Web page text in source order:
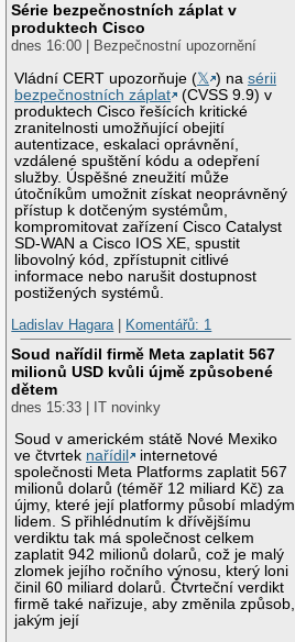
Série bezpečnostních záplat v
produktech Cisco
dnes 16:00 | Bezpečnostní upozornění
Vládní CERT upozorňuje (𝕏 ) nasérii
bezpečnostních záplat
(CVSS 9.9) v
produktech Cisco řešících kritické
zranitelnosti umožňující obejití
autentizace, eskalaci oprávnění,
vzdálené spuštění kódu a odepření
služby. Úspěšné zneužití může
útočníkům umožnit získat neoprávněný
přístup k dotčeným systémům,
kompromitovat zařízení Cisco Catalyst
SD-WAN a Cisco IOS XE, spustit
libovolný kód, zpřístupnit citlivé
informace nebo narušit dostupnost
postižených systémů.
Ladislav Hagara| Komentářů: 1
Soud nařídil firmě Meta zaplatit 567
milionů USD kvůli újmě způsobené
dětem
dnes 15:33 | IT novinky
Soud v americkém státě Nové Mexiko
ve čtvrtek nařídil
internetové
společnosti Meta Platforms zaplatit 567
milionů dolarů (téměř 12 miliard Kč) za
újmy, které její platformy působí mladým
lidem. S přihlédnutím k dřívějšímu
verdiktu tak má společnost celkem
zaplatit 942 milionů dolarů, což je malý
zlomek jejího ročního výnosu, který loni
činil 60 miliard dolarů. Čtvrteční verdikt
firmě také nařizuje, aby změnila způsob,
jakým její